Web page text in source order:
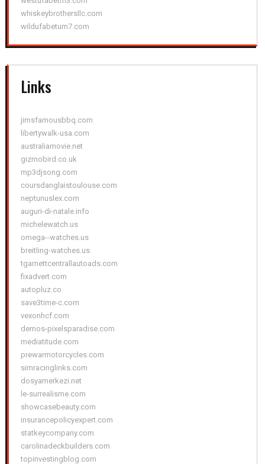
whiskeybrothersllc.com
wildufabetum7.com
Links
jimsfamousbbq.com
libertywalk-usa.com
australiamovie.net
gizmobird.co.uk
mp3djsong.com
coursdanglaistoulouse.com
neptunuslex.com
auguri-di-natale.info
michelewatch.us
omega--watches.us
breitling-watches.us
tgarnettcentrallautoads.com
fixadvert.com
autopluz.co
save3time-c.com
vexonhcf.com
demos-pixelsparadise.com
mediatitude.com
prewarmotorcycles.com
simracinglinks.com
dosyamerkezi.net
le-surrealisme.com
showcasebeauty.com
insurancepolicyexpert.com
statkeycompany.com
carolinadeckbuilders.com
topinvestingblog.com